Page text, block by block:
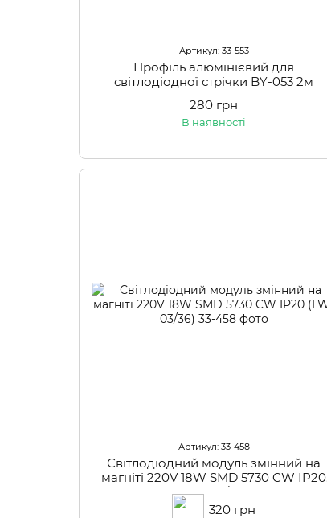
Артикул: 33-553
Профіль алюмінієвий для
світлодіодної стрічки BY-053 2м
280 грн
В наявності
Артикул: 33-458
Світлодіодний модуль змінний на
магніті 220V 18W SMD 5730 CW IP20
(LW-03/36)
320 грн